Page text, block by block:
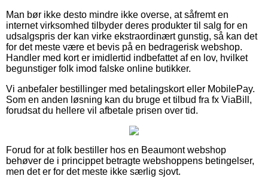
Man bør ikke desto mindre ikke overse, at såfremt en
internet virksomhed tilbyder deres produkter til salg for en
udsalgspris der kan virke ekstraordinært gunstig, så kan det
for det meste være et bevis på en bedragerisk webshop.
Handler med kort er imidlertid indbefattet af en lov, hvilket
begunstiger folk imod falske online butikker.
Vi anbefaler bestillinger med betalingskort eller MobilePay.
Som en anden løsning kan du bruge et tilbud fra fx ViaBill,
forudsat du hellere vil afbetale prisen over tid.
Forud for at folk bestiller hos en Beaumont webshop
behøver de i princippet betragte webshoppens betingelser,
men det er for det meste ikke særlig sjovt.